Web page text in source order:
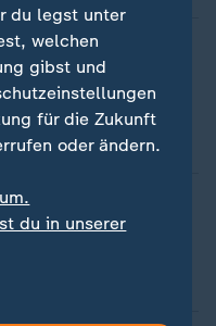
du legst unter
welchen
gibst und
für die Zukunft
oder ändern.
du in unserer